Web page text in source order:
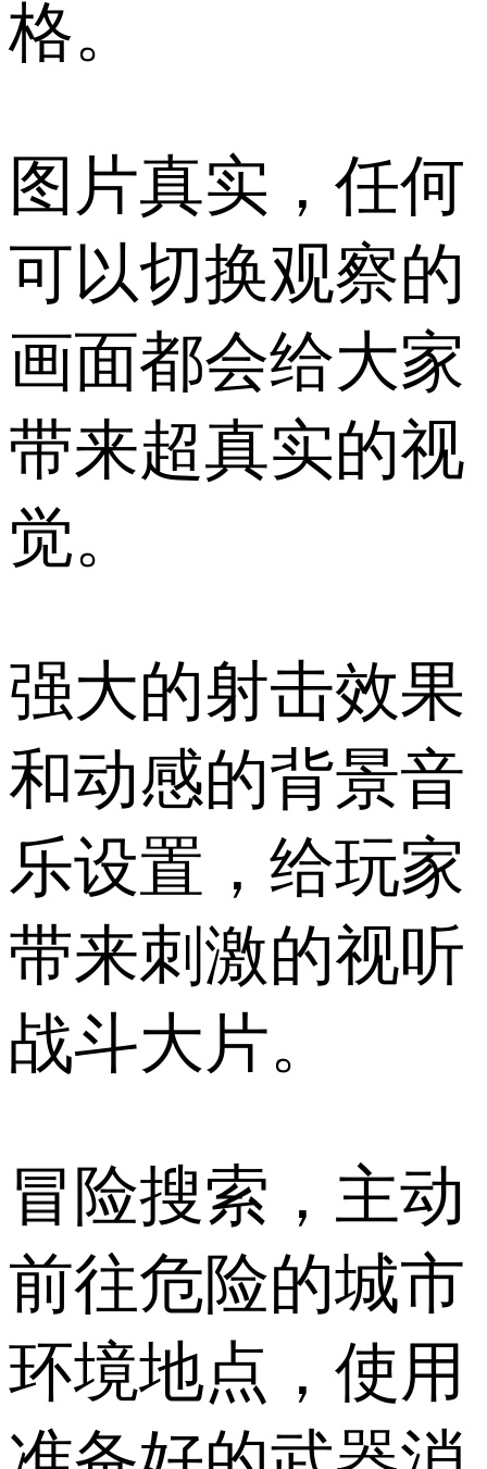
格。
图片真实，任何
可以切换观察的
画面都会给大家
带来超真实的视
觉。
强大的射击效果
和动感的背景音
乐设置，给玩家
带来刺激的视听
战斗大片。
冒险搜索，主动
前往危险的城市
环境地点，使用